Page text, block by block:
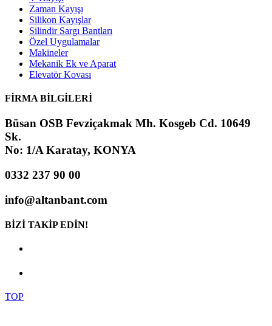
Zaman Kayışı
Silikon Kayışlar
Silindir Sargı Bantları
Özel Uygulamalar
Makineler
Mekanik Ek ve Aparat
Elevatör Kovası
FİRMA BİLGİLERİ
Büsan OSB Fevziçakmak Mh. Kosgeb Cd. 10649
Sk.
No: 1/A Karatay, KONYA
0332 237 90 00
info@altanbant.com
BİZİ TAKİP EDİN!
TOP